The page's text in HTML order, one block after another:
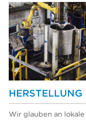
HERSTELLUNG
Wir glauben an